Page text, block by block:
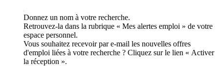
Donnez un nom à votre recherche.
Retrouvez-la dans la rubrique « Mes alertes emploi » de votre
espace personnel.
Vous souhaitez recevoir par e-mail les nouvelles offres
d'emploi liées à votre recherche ? Cliquez sur le lien « Activer
la réception ».